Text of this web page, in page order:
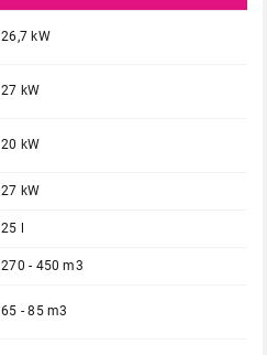
26,7 kW
27 kW
20 kW
27 kW
25 l
270 - 450 m3
65 - 85 m3